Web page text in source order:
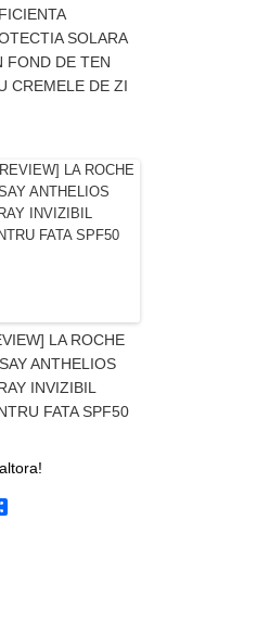
SOLARA
FOND DE TEN
CREMELE DE ZI
LA ROCHE
ANTHELIOS
INVIZIBIL
FATA SPF50